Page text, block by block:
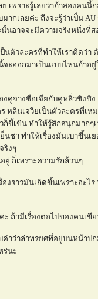
เพราะรู้เลยว่าถ้าสองคน
ากเลยค่ะ ถึงจะรู้ว่าเป็น
นั้นอาจจะมีความจริงหนึ่งที่
นตัวละครที่ทำให้เราคิดว่
จะออกมาเป็นแบบไหนถ้าอ
คู่จางซือเจียกับคู่หลิ่วชิงชิง
นเจวี๋ยเป็นตัวละครที่เหม
ก็ขี้เขิน ทำให้รู้สึกสนุกมาก
า ทำให้เรื่องมันเบาขึ้นเย
ริงๆ
ยู่ ก็เพราะความรักล้วนๆ
งราวมันเกิดขึ้นเพราะอะ
ะ ถ้ามีเรื่องต่อไปของคนเ
คำว่าล่าทรยศที่อยู่บนหน้า
ร่นะ